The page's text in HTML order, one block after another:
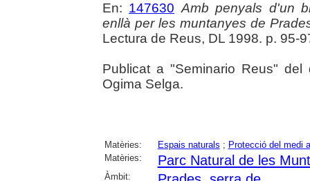
En: 147630 Amb penyals d'un
enllà per les muntanyes de
Lectura de Reus, DL 1998. p. 95-
Publicat a "Seminario Reus"
Ogima Selga.
Matèries: Espais naturals ; Protecció del medi
Matèries:
Parc Natural de les
Àmbit: